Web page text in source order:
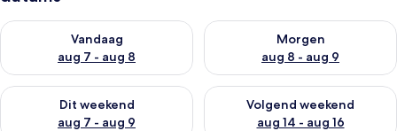
Vandaag
aug 7 - aug 8
De beschikbaarheid controleren voor vanavond aug 7 - aug 8
Morgen
aug 8 - aug 9
De beschikbaarheid
Dit weekend
aug 7 - aug 9
De beschikbaarheid controleren voor dit weekend aug 7 -
Volgend weekend
aug 14 - aug 16
De beschikbaarheid